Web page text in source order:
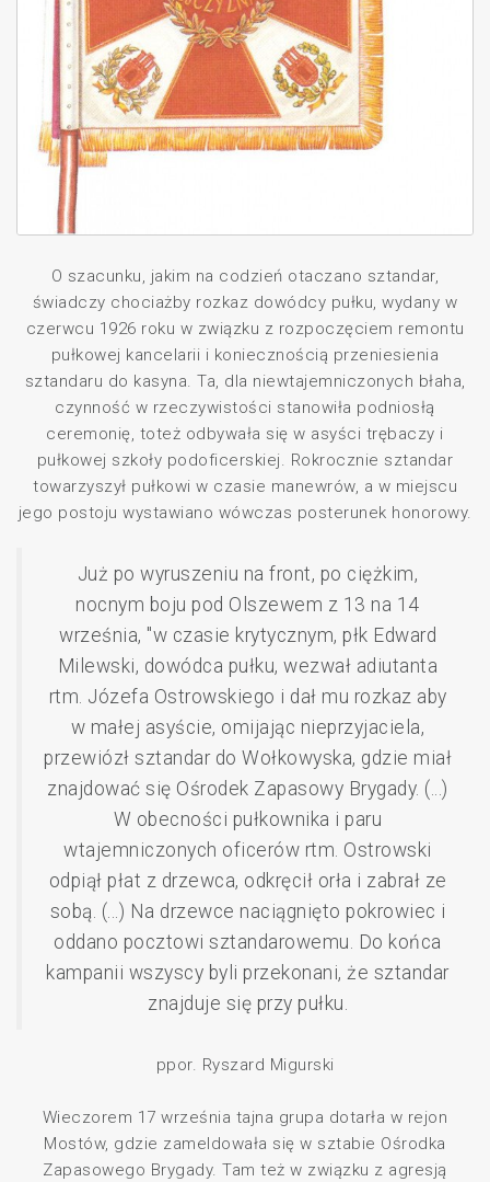
O szacunku, jakim na codzień otaczano sztandar,
świadczy chociażby rozkaz dowódcy pułku, wydany w
czerwcu 1926 roku w związku z rozpoczęciem remontu
pułkowej kancelarii i koniecznością przeniesienia
sztandaru do kasyna. Ta, dla niewtajemniczonych błaha,
czynność w rzeczywistości stanowiła podniosłą
ceremonię, toteż odbywała się w asyści trębaczy i
pułkowej szkoły podoficerskiej. Rokrocznie sztandar
towarzyszył pułkowi w czasie manewrów, a w miejscu
jego postoju wystawiano wówczas posterunek honorowy.
Już po wyruszeniu na front, po ciężkim,
nocnym boju pod Olszewem z 13 na 14
września, "w czasie krytycznym, płk Edward
Milewski, dowódca pułku, wezwał adiutanta
rtm. Józefa Ostrowskiego i dał mu rozkaz aby
w małej asyście, omijając nieprzyjaciela,
przewiózł sztandar do Wołkowyska, gdzie miał
znajdować się Ośrodek Zapasowy Brygady. (...)
W obecności pułkownika i paru
wtajemniczonych oficerów rtm. Ostrowski
odpiął płat z drzewca, odkręcił orła i zabrał ze
sobą. (...) Na drzewce naciągnięto pokrowiec i
oddano pocztowi sztandarowemu. Do końca
kampanii wszyscy byli przekonani, że sztandar
znajduje się przy pułku.
ppor. Ryszard Migurski
Wieczorem 17 września tajna grupa dotarła w rejon
Mostów, gdzie zameldowała się w sztabie Ośrodka
Zapasowego Brygady. Tam też w związku z agresją